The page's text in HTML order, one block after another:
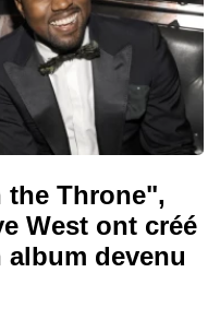
the Throne",
West ont créé
album devenu